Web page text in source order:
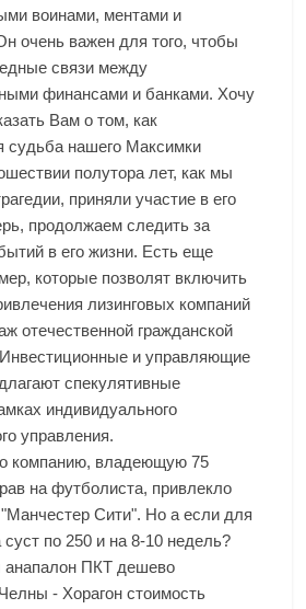
воинами, ментами и
очень важен для того, чтобы
связи между
финансами и банками. Хочу
Вам о том, как
судьба нашего Максимки
полутора лет, как мы
приняли участие в его
продолжаем следить за
в его жизни. Есть еще
которые позволят включить
лизинговых компаний
отечественной гражданской
Инвестиционные и управляющие
спекулятивные
индивидуального
управления.
компанию, владеющую 75
на футболиста, привлекло
Сити". Но а если для
суст по 250 и на 8-10 недель?
анапалон ПКТ дешево
- Хорагон стоимость